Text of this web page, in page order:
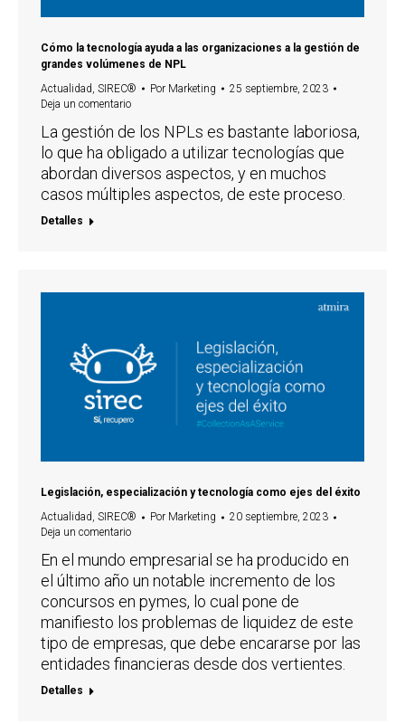
Cómo la tecnología ayuda a las organizaciones a la gestión de
grandes volúmenes de NPL
Actualidad SIREC® Por Marketing
25 septiembre, 2023
Deja un comentario
La gestión de los NPLs es bastante laboriosa,
lo que ha obligado a utilizar tecnologías que
abordan diversos aspectos, y en muchos
casos múltiples aspectos, de este proceso.
Detalles
Legislación, especialización y tecnología como ejes del éxito
Actualidad, SIREC® Por Marketing
20 septiembre, 2023
Deja un comentario
En el mundo empresarial se ha producido en
el último año un notable incremento de los
concursos en pymes, lo cual pone de
manifiesto los problemas de liquidez de este
tipo de empresas, que debe encararse por las
entidades financieras desde dos vertientes.
Detalles